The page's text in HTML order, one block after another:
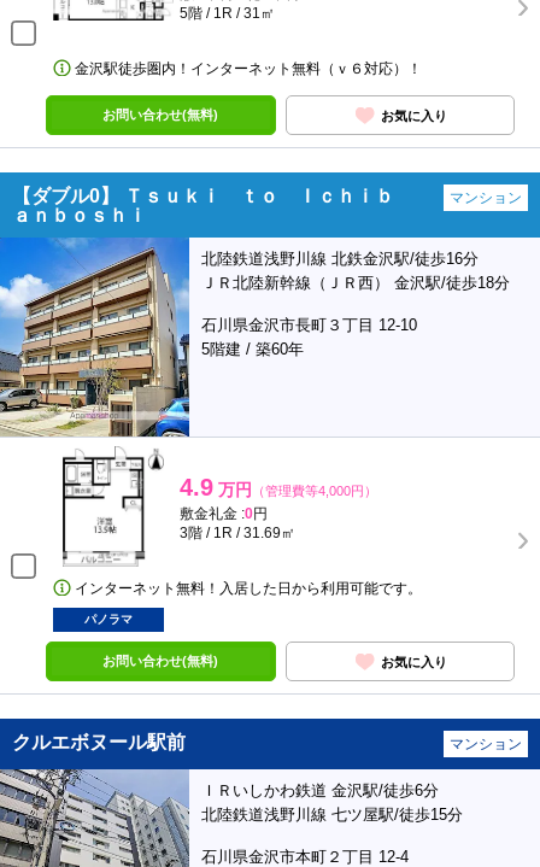
5階 / 1R / 31㎡
金沢駅徒歩圏内！インターネット無料（ｖ６対応）！
お問い合わせ(無料) お気に入り
【ダブル0】 Ｔｓｕｋｉ ｔｏ Ｉｃｈｉｂ
ａｎｂｏｓｈｉ
マンション
北陸鉄道浅野川線 北鉄金沢駅/徒歩16分
ＪＲ北陸新幹線（ＪＲ西） 金沢駅/徒歩18分
石川県金沢市長町３丁目 12-10
5階建 / 築60年
4.9 万円 （管理費等4,000円）
敷金礼金 :0円
3階 / 1R / 31.69㎡
インターネット無料！入居した日から利用可能です。
パノラマ
お問い合わせ(無料) お気に入り
クルエボヌール駅前 マンション
ＩＲいしかわ鉄道 金沢駅/徒歩6分
北陸鉄道浅野川線 七ツ屋駅/徒歩15分
石川県金沢市本町２丁目 12-4